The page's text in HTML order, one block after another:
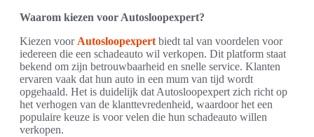
Waarom kiezen voor Autosloopexpert?
Kiezen voor Autosloopexpert biedt tal van voordelen voor
iedereen die een schadeauto wil verkopen. Dit platform staat
bekend om zijn betrouwbaarheid en snelle service. Klanten
ervaren vaak dat hun auto in een mum van tijd wordt
opgehaald. Het is duidelijk dat Autosloopexpert zich richt op
het verhogen van de klanttevredenheid, waardoor het een
populaire keuze is voor velen die hun schadeauto willen
verkopen.